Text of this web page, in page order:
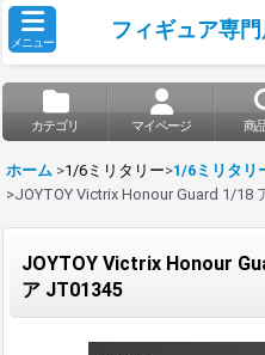
メニュー
フィギュア専
カテゴリ マイページ 商
ホーム >1/6ミリタリー>1/6ミリタリ
>JOYTOY Victrix Honour Guard 1/
JOYTOY Victrix Honour
ア JT01345